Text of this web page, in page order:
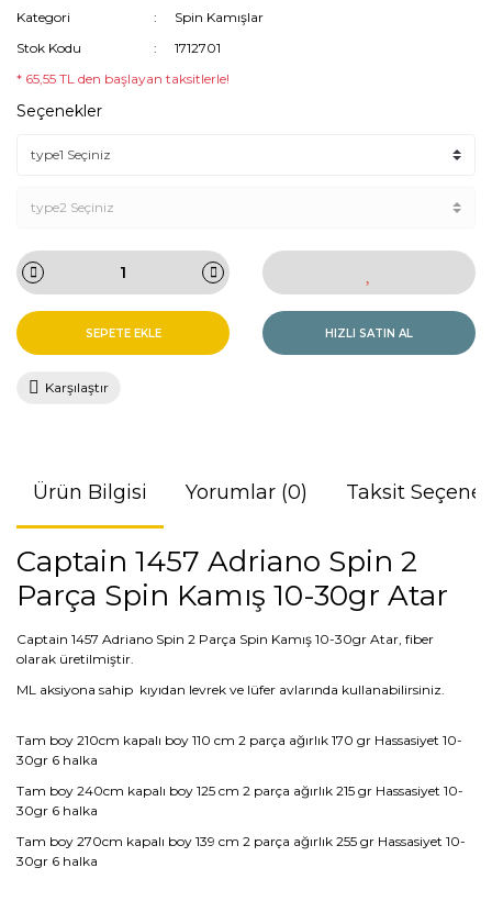
Kategori
Spin Kamışlar
Stok Kodu
1712701
* 65,55 TL den başlayan taksitlerle!
Seçenekler
SEPETE EKLE HIZLI SATIN AL
Karşılaştır
Ürün Bilgisi Yorumlar (0) Taksit
Captain 1457 Adriano Spin 2
Parça Spin Kamış 10-30gr Atar
Captain 1457 Adriano Spin 2 Parça Spin Kamış 10-30gr Atar, fiber
olarak üretilmiştir.
ML aksiyona sahip kıyıdan levrek ve lüfer avlarında kullanabilirsiniz.
Tam boy 210cm kapalı boy 110 cm 2 parça ağırlık 170 gr Hassasiyet 10-
30gr 6 halka
Tam boy 240cm kapalı boy 125 cm 2 parça ağırlık 215 gr Hassasiyet 10-
30gr 6 halka
Tam boy 270cm kapalı boy 139 cm 2 parça ağırlık 255 gr Hassasiyet 10-
30gr 6 halka